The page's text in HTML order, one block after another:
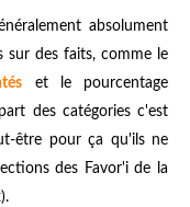
absolument
sur des faits, comme le
et le pourcentage
des catégories c'est
être pour ça qu'ils ne
des Favor'i de la